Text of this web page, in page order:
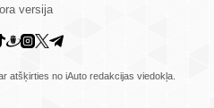
versija
atšķirties no iAuto redakcijas viedokļa.